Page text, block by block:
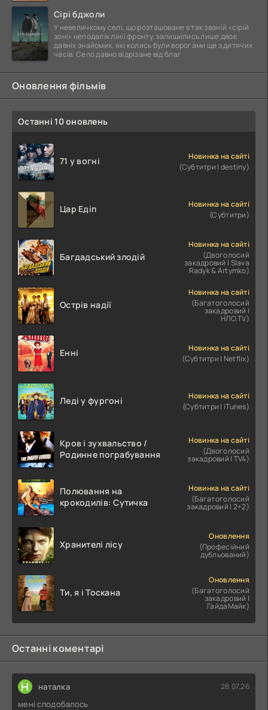
Сірі бджоли
У невеличкому селі, що розташоване в так званій «сірій
зоні» неподалік лінії фронту, залишились лише двоє
давніх знайомих, які колись були ворогами ще з дитячих
часів. Село давно відрізане від благ
Оновлення фільмів
Останні 10 оновлень
71 у вогні
Новинка на сайті
(Субтитри | destiny)
Цар Едіп
Новинка на сайті
(Субтитри)
Багдадський злодій
Новинка на сайті
(Двоголосий
закадровий | Slava
Radyk & Artymko)
Острів надії
Новинка на сайті
(Багатоголосий
закадровий |
НЛО.TV)
Енні
Новинка на сайті
(Субтитри | Netflix)
Леді у фургоні
Новинка на сайті
(Субтитри | iTunes)
Кров і зухвальство /
Родинне пограбування
Новинка на сайті
(Двоголосий
закадровий | TV4)
Полювання на
крокодилів: Сутичка
Новинка на сайті
(Багатоголосий
закадровий | 2+2)
Хранителі лісу
Оновлення
(Професійний
дубльований)
Ти, я і Тоскана
Оновлення
(Багатоголосий
закадровий |
ГайдаМайк)
Останні коментарі
Н наталка 28.07.26
мені сподобалось